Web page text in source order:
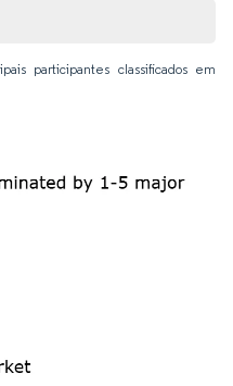
participantes classificados em